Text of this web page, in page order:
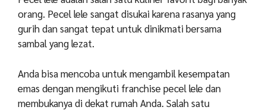
orang. Pecel lele sangat disukai karena rasanya yang
gurih dan sangat tepat untuk dinikmati bersama
sambal yang lezat.
Anda bisa mencoba untuk mengambil kesempatan
emas dengan mengikuti franchise pecel lele dan
membukanya di dekat rumah Anda. Salah satu